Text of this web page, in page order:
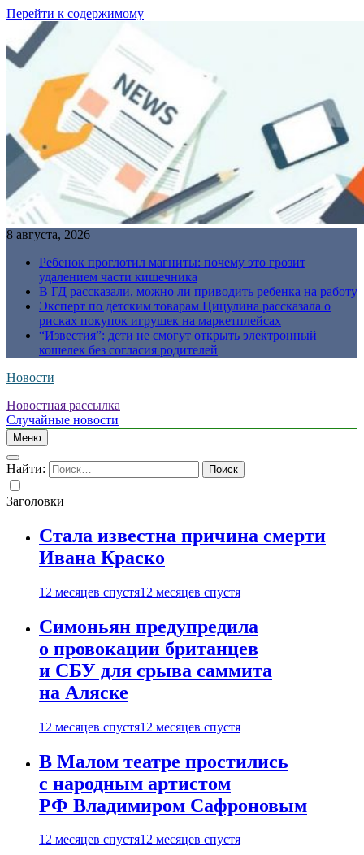
Перейти к содержимому
8 августа, 2026
Ребенок проглотил магниты: почему это грозит
удалением части кишечника
В ГД рассказали, можно ли приводить ребенка на работу
Эксперт по детским товарам Цицулина рассказала о
рисках покупок игрушек на маркетплейсах
“Известия”: дети не смогут открыть электронный
кошелек без согласия родителей
Новости
Новостная рассылка
Случайные новости
Меню
Найти:
Заголовки
Стала известна причина смерти
Ивана Краско
12 месяцев спустя12 месяцев спустя
Симоньян предупредила
о провокации британцев
и СБУ для срыва саммита
на Аляске
12 месяцев спустя12 месяцев спустя
В Малом театре простились
с народным артистом
РФ Владимиром Сафроновым
12 месяцев спустя12 месяцев спустя